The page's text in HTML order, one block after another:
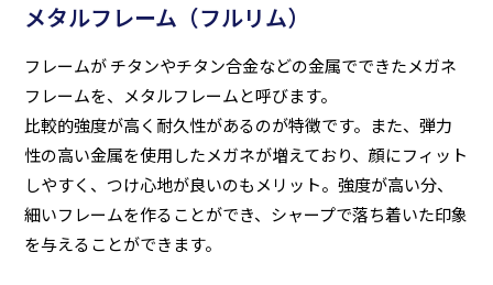
メタルフレーム（フルリム）
フレームが チタンやチタン合金などの金属でできたメガネ
フレームを、メタルフレームと呼びます。
比較的強度が高く耐久性があるのが特徴です。また、弾力
性の高い金属を使用したメガネが増えており、顔にフィット
しやすく、つけ心地が良いのもメリット。強度が高い分、
細いフレームを作ることができ、シャープで落ち着いた印象
を与えることができます。